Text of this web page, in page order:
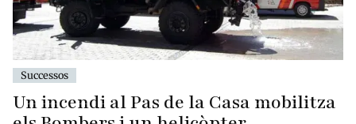
Successos
Un incendi al Pas de la Casa mobilitza